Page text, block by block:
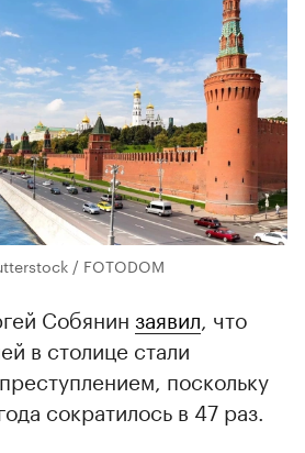
/ FOTODOM
Собянин заявил , что
в столице стали
поскольку
сократилось в 47 раз.